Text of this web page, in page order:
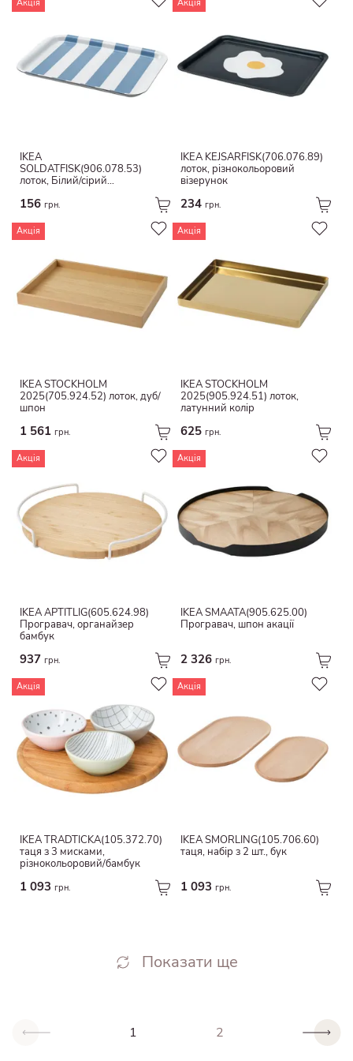
Джут
Паперовий шнурок
Дамаск
Акція
IKEA
SOLDATFISK(906.078.53)
лоток, Білий/сірий
156 грн.
Акція
IKEA KEJSARFISK(706.076.89)
лоток, різнокольоровий
візерунок
234 грн.
Акція
IKEA STOCKHOLM
2025(705.924.52) лоток, дуб/
шпон
1 561 грн.
Акція
IKEA STOCKHOLM
2025(905.924.51) лоток,
латунний колір
625 грн.
Акція
IKEA APTITLIG(605.624.98)
Програвач, органайзер
бамбук
937 грн.
Акція
IKEA SMÅÄTA(905.625.00)
Програвач, шпон акації
2 326 грн.
Акція
IKEA TRÅDTICKA(105.372.70)
таця з 3 мисками,
різнокольоровий/бамбук
1 093 грн.
Акція
IKEA SMÖRLING(105.706.60)
таця, набір з 2 шт., бук
1 093 грн.
Показати ще
1 2